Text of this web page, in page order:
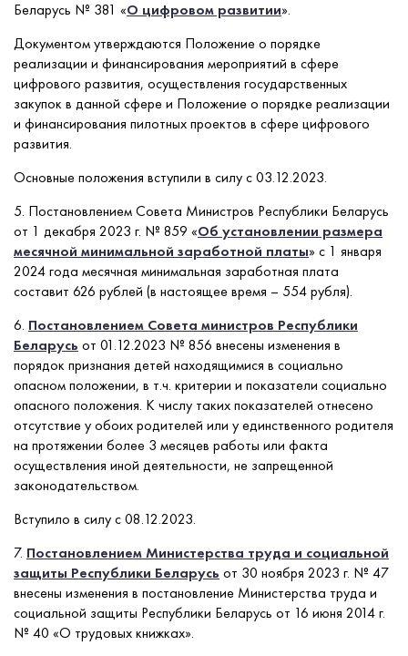
Беларусь № 381 «О цифровом развитии».
Документом утверждаются Положение о порядке
реализации и финансирования мероприятий в сфере
цифрового развития, осуществления государственных
закупок в данной сфере и Положение о порядке реализации
и финансирования пилотных проектов в сфере цифрового
развития.
Основные положения вступили в силу с 03.12.2023.
5. Постановлением Совета Министров Республики Беларусь
от 1 декабря 2023 г. № 859 «Об установлении размера
месячной минимальной заработной платы» с 1 января
2024 года месячная минимальная заработная плата
составит 626 рублей (в настоящее время – 554 рубля).
6. Постановлением Совета министров Республики
Беларусь от 01.12.2023 № 856 внесены изменения в
порядок признания детей находящимися в социально
опасном положении, в т.ч. критерии и показатели социально
опасного положения. К числу таких показателей отнесено
отсутствие у обоих родителей или у единственного родителя
на протяжении более 3 месяцев работы или факта
осуществления иной деятельности, не запрещенной
законодательством.
Вступило в силу с 08.12.2023.
7. Постановлением Министерства труда и социальной
защиты Республики Беларусь от 30 ноября 2023 г. № 47
внесены изменения в постановление Министерства труда и
социальной защиты Республики Беларусь от 16 июня 2014 г.
№ 40 «О трудовых книжках».